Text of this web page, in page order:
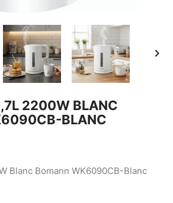

2200W BLANC
BLANC
Blanc Bomann WK6090CB-Blanc